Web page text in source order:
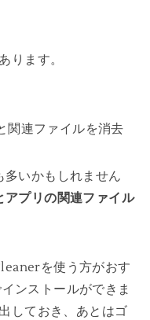
ります。
連ファイルを消去
多いかもしれません
プリの関連ファイル
を使う方がおす
ンストールができま
しておき、あとはゴ